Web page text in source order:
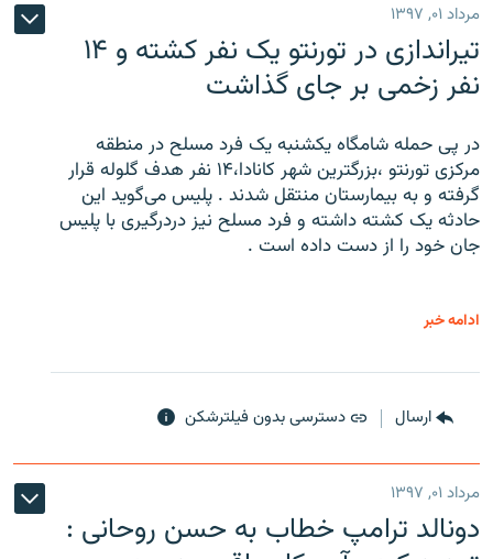
مرداد ۰۱, ۱۳۹۷
تیراندازی در تورنتو یک نفر کشته و ۱۴
نفر زخمی بر جای گذاشت
در پی حمله شامگاه یکشنبه یک فرد مسلح در منطقه
مرکزی تورنتو ،‌بزرگترین شهر کانادا،۱۴ نفر هدف گلوله قرار
گرفته و به بیمارستان منتقل شدند . پلیس می‌گوید این
حادثه یک کشته داشته و فرد مسلح نیز دردرگیری با پلیس
جان خود را از دست داده است .
ادامه خبر
ارسال دسترسی بدون فیلترشکن
مرداد ۰۱, ۱۳۹۷
دونالد ترامپ خطاب به حسن روحانی :